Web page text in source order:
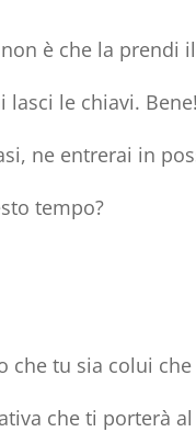
è che la prendi
le chiavi.
ne entrerai in
tempo?
che tu sia colui
che ti porterà